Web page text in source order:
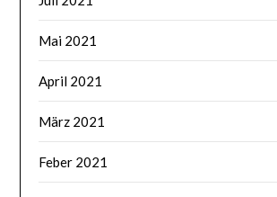
Mai 2021
April 2021
März 2021
Feber 2021